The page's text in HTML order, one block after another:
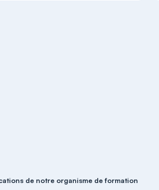
de notre organisme de formation